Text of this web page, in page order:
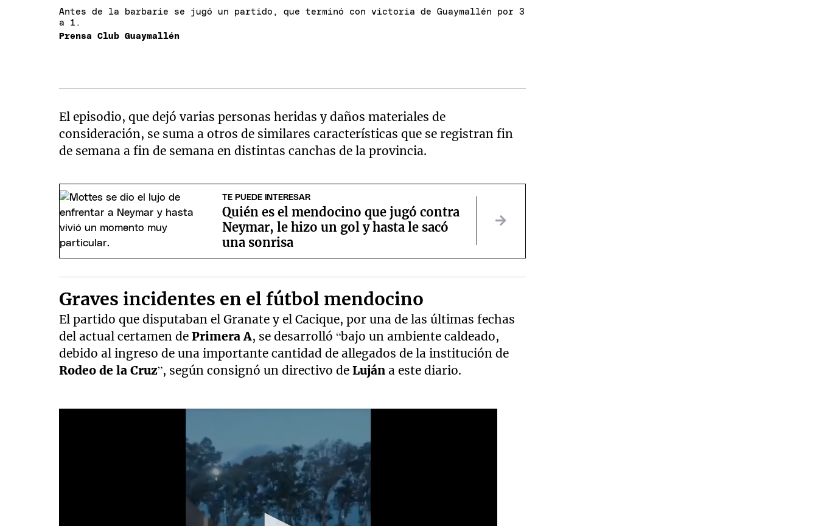
Antes de la barbarie se jugó un partido, que terminó con victoria de Guaymallén por 3
a 1.
Prensa Club Guaymallén
El episodio, que dejó varias personas heridas y daños materiales de
consideración, se suma a otros de similares características que se registran fin
de semana a fin de semana en distintas canchas de la provincia.
TE PUEDE INTERESAR
Quién es el mendocino que jugó contra
Neymar, le hizo un gol y hasta le sacó
una sonrisa
Graves incidentes en el fútbol mendocino
El partido que disputaban el Granate y el Cacique, por una de las últimas fechas
del actual certamen dePrimera A, se desarrolló “bajo un ambiente caldeado,
debido al ingreso de una importante cantidad de allegados de la institución de
Rodeo de la Cruz”, según consignó un directivo deLujána este diario.